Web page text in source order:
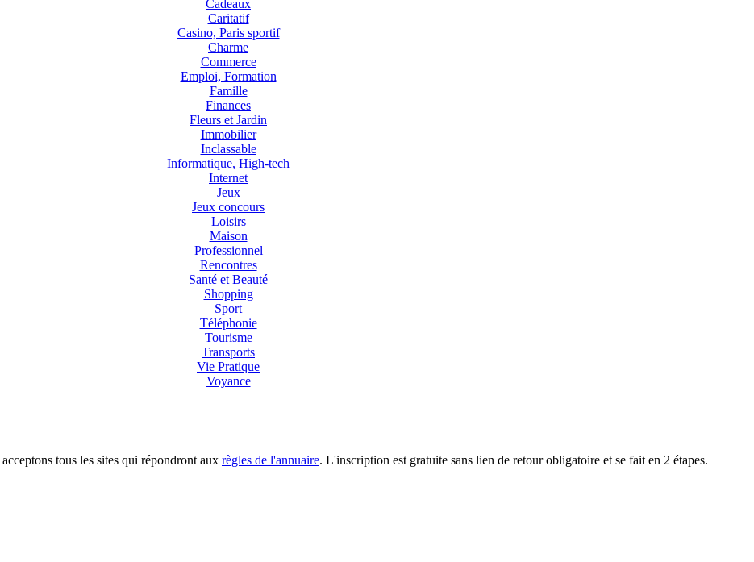
Cadeaux
Caritatif
Casino, Paris sportif
Charme
Commerce
Emploi, Formation
Famille
Finances
Fleurs et Jardin
Immobilier
Inclassable
Informatique, High-tech
Internet
Jeux
Jeux concours
Loisirs
Maison
Professionnel
Rencontres
Santé et Beauté
Shopping
Sport
Téléphonie
Tourisme
Transports
Vie Pratique
Voyance
tous les sites qui répondront aux règles de l'annuaire. L'inscription est gratuite sans lien de retour obligatoire et se fait en 2 étapes.